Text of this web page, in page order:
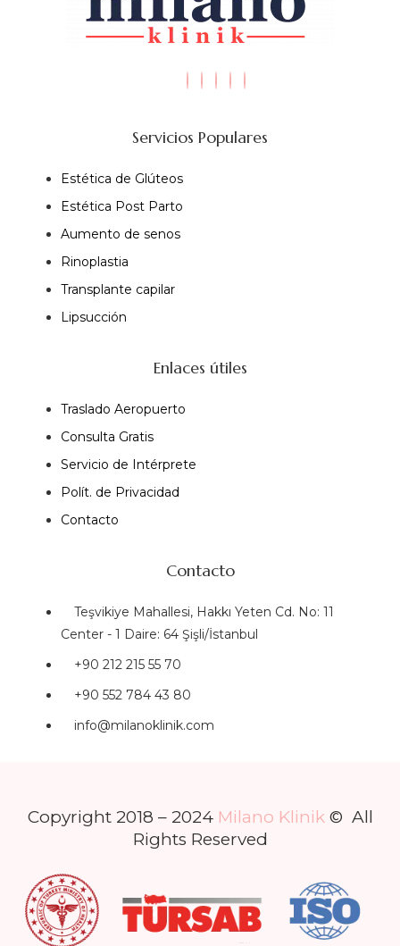
Servicios Populares
Estética de Glúteos
Estética Post Parto
Aumento de senos
Rinoplastia
Transplante capilar
Lipsucción
Enlaces útiles
Traslado Aeropuerto
Consulta Gratis
Servicio de Intérprete
Polít. de Privacidad
Contacto
Contacto
Teşvikiye Mahallesi, Hakkı Yeten Cd. No: 11
Center - 1 Daire: 64 Şişli/İstanbul
+90 212 215 55 70
+90 552 784 43 80
info@milanoklinik.com
Copyright 2018 – 2024 Milano Klinik© All
Rights Reserved